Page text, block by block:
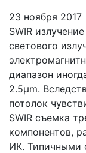
23 ноября 2017
SWIR
светового
диапазон
2.5μm.
потолок
SWIR съемка
компонентов,
ИК. Типичными